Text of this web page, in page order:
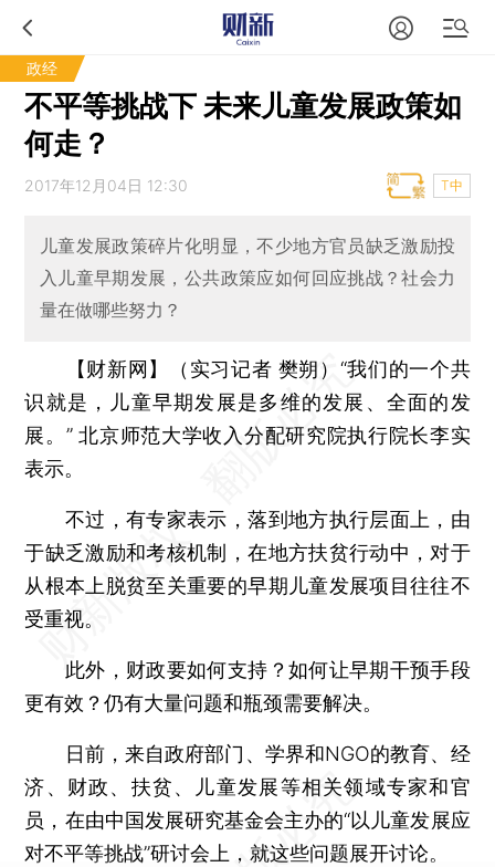
政经
不平等挑战下 未来儿童发展政策如
何走？
2017年12月04日 12:30 T中
儿童发展政策碎片化明显，不少地方官员缺乏激励投
入儿童早期发展，公共政策应如何回应挑战？社会力
量在做哪些努力？
【财新网】（实习记者 樊朔） “我们的一个共
识就是，儿童早期发展是多维的发展、全面的发
展。” 北京师范大学收入分配研究院执行院长李实
表示。
不过，有专家表示，落到地方执行层面上，由
于缺乏激励和考核机制，在地方扶贫行动中，对于
从根本上脱贫至关重要的早期儿童发展项目往往不
受重视。
此外，财政要如何支持？如何让早期干预手段
更有效？仍有大量问题和瓶颈需要解决。
日前，来自政府部门、学界和NGO的教育、经
济、财政、扶贫、儿童发展等相关领域专家和官
员，在由中国发展研究基金会主办的“以儿童发展应
对不平等挑战”研讨会上，就这些问题展开讨论。